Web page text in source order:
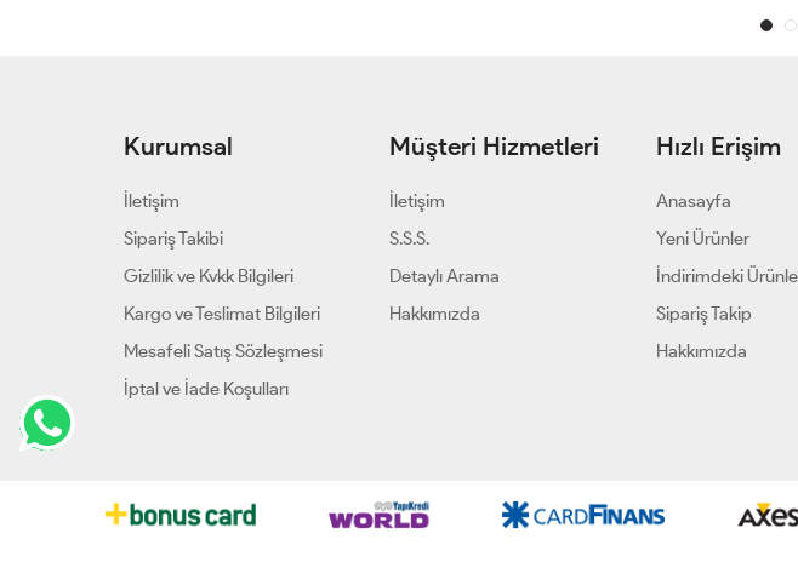
Kurumsal
İletişim
Sipariş Takibi
Gizlilik ve Kvkk Bilgileri
Kargo ve Teslimat Bilgileri
Mesafeli Satış Sözleşmesi
İptal ve İade Koşulları
Müşteri Hizmetleri
İletişim
S.S.S.
Detaylı Arama
Hakkımızda
Hızlı Erişim
Anasayfa
Yeni Ürünler
İndirimdeki
Sipariş Takip
Hakkımızda